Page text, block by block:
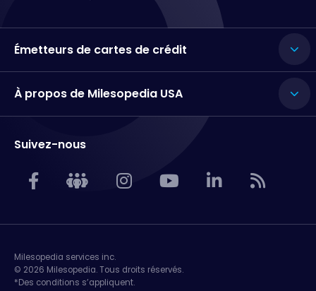
Émetteurs de cartes de crédit
À propos de Milesopedia USA
Suivez-nous
Milesopedia services inc.
© 2026 Milesopedia. Tous droits réservés.
*Des conditions s’appliquent.